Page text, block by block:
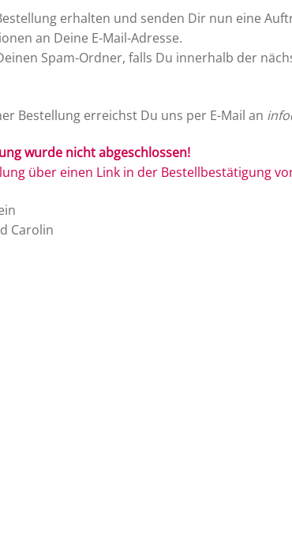
erhalten und senden Dir nun eine
an Deine E-Mail-Adresse.
Spam-Ordner, falls Du innerhalb der
Bestellung erreichst Du uns per E-Mail an
wurde nicht abgeschlossen!
über einen Link in der Bestellbestätigung
Carolin